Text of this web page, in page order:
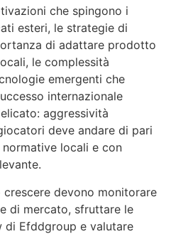
che spingono i
esteri, le strategie di
di adattare prodotto
le complessità
emergenti che
internazionale
aggressività
deve andare di pari
locali e con
devono monitorare
di mercato, sfruttare le
di Efddgroup e valutare